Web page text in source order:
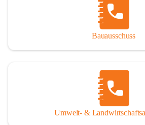
Bauausschuss
Umwelt- &